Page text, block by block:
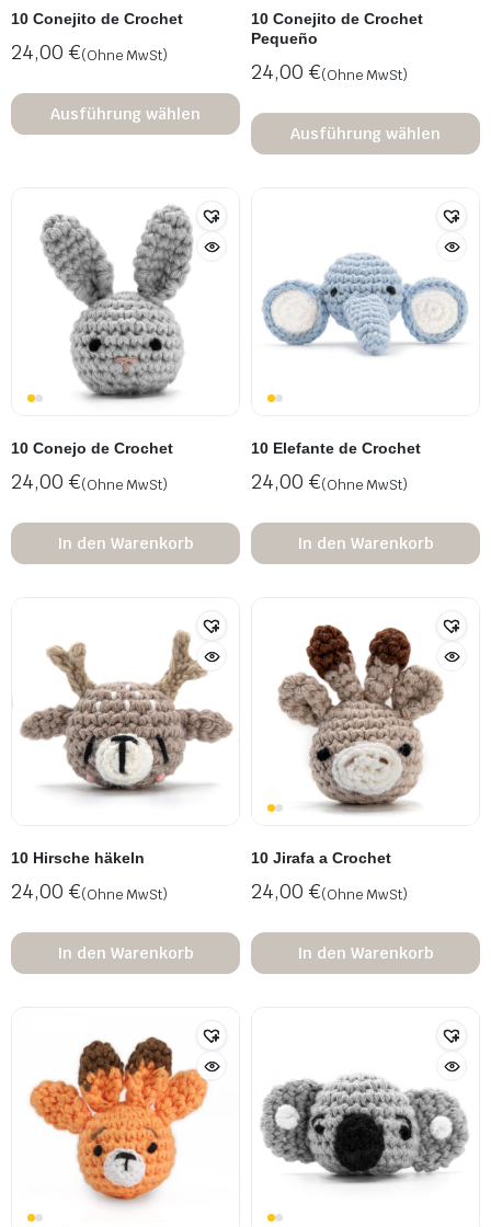
10 Conejito de Crochet
24,00 €(Ohne MwSt)
Ausführung wählen
10 Conejito de Crochet
Pequeño
24,00 €(Ohne MwSt)
Ausführung wählen
10 Conejo de Crochet
24,00 €(Ohne MwSt)
In den Warenkorb
10 Elefante de Crochet
24,00 €(Ohne MwSt)
In den Warenkorb
10 Hirsche häkeln
24,00 €(Ohne MwSt)
In den Warenkorb
10 Jirafa a Crochet
24,00 €(Ohne MwSt)
In den Warenkorb